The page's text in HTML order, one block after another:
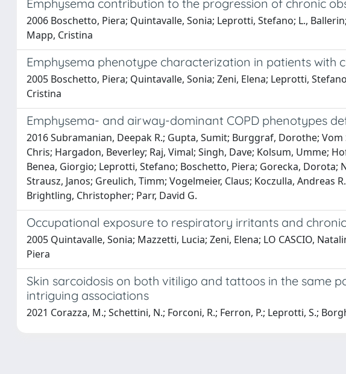
Emphysema contribution to the progression of chronic
2006 Boschetto, Piera; Quintavalle, Sonia; Leprotti, Stefano; L.,
Mapp, Cristina
Emphysema phenotype characterization in patients with
2005 Boschetto, Piera; Quintavalle, Sonia; Zeni, Elena; Leprotti,
Cristina
Emphysema- and airway-dominant COPD phenotypes
2016 Subramanian, Deepak R.; Gupta, Sumit; Burggraf, Dorothe;
Chris; Hargadon, Beverley; Raj, Vimal; Singh, Dave; Kolsum, Umme;
Benea, Giorgio; Leprotti, Stefano; Boschetto, Piera; Gorecka, Dorota;
Strausz, Janos; Greulich, Timm; Vogelmeier, Claus; Koczulla,
Brightling, Christopher; Parr, David G.
Occupational exposure to respiratory irritants and
2005 Quintavalle, Sonia; Mazzetti, Lucia; Zeni, Elena; LO CASCIO,
Piera
Skin sarcoidosis on both vitiligo and tattoos in the same
intriguing associations
2021 Corazza, M.; Schettini, N.; Forconi, R.; Ferron, P.; Leprotti, S.;